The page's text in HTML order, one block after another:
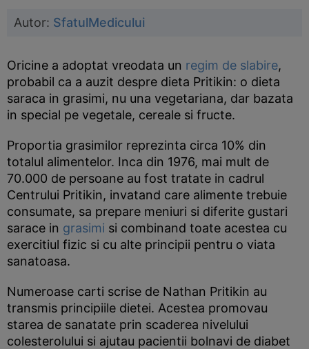
Autor: SfatulMedicului
Oricine a adoptat vreodata un regim de slabire,
probabil ca a auzit despre dieta Pritikin: o dieta
saraca in grasimi, nu una vegetariana, dar bazata
in special pe vegetale, cereale si fructe.
Proportia grasimilor reprezinta circa 10% din
totalul alimentelor. Inca din 1976, mai mult de
70.000 de persoane au fost tratate in cadrul
Centrului Pritikin, invatand care alimente trebuie
consumate, sa prepare meniuri si diferite gustari
sarace in grasimi si combinand toate acestea cu
exercitiul fizic si cu alte principii pentru o viata
sanatoasa.
Numeroase carti scrise de Nathan Pritikin au
transmis principiile dietei. Acestea promovau
starea de sanatate prin scaderea nivelului
colesterolului si ajutau pacientii bolnavi de diabet